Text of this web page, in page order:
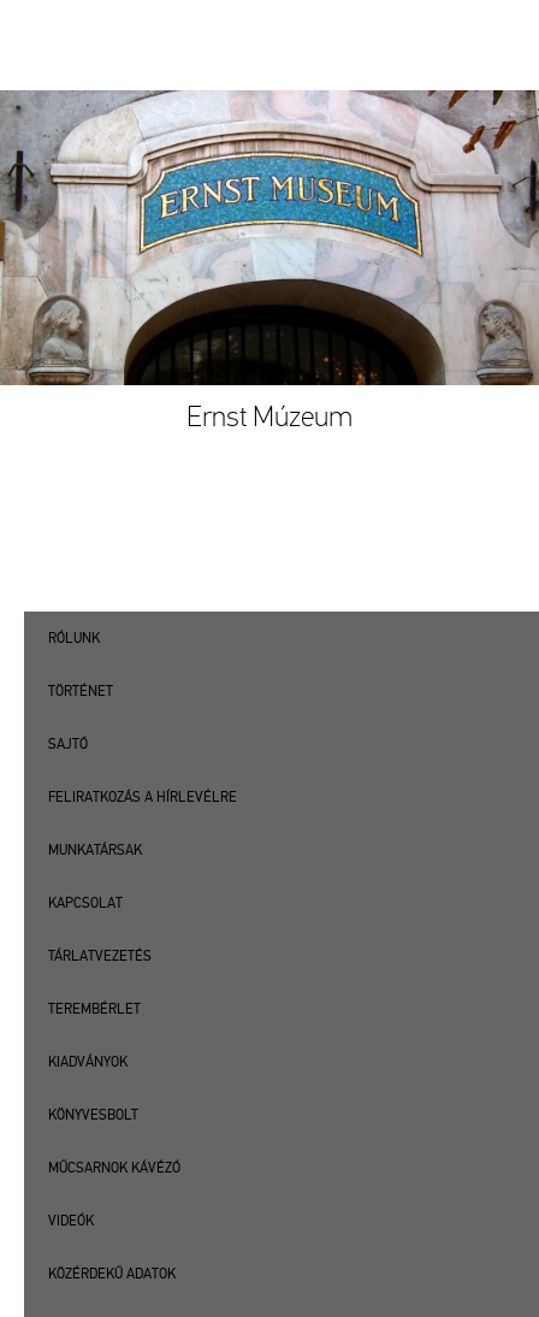
Ernst Múzeum
RÓLUNK
TÖRTÉNET
SAJTÓ
FELIRATKOZÁS A HÍRLEVÉLRE
MUNKATÁRSAK
KAPCSOLAT
TÁRLATVEZETÉS
TEREMBÉRLET
KIADVÁNYOK
KÖNYVESBOLT
MŰCSARNOK KÁVÉZÓ
VIDEÓK
KÖZÉRDEKŰ ADATOK